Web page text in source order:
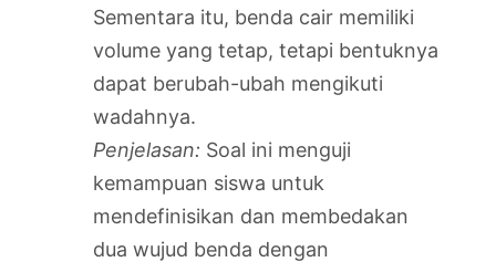
Sementara itu, benda cair memiliki
volume yang tetap, tetapi bentuknya
dapat berubah-ubah mengikuti
wadahnya.
Penjelasan: Soal ini menguji
kemampuan siswa untuk
mendefinisikan dan membedakan
dua wujud benda dengan